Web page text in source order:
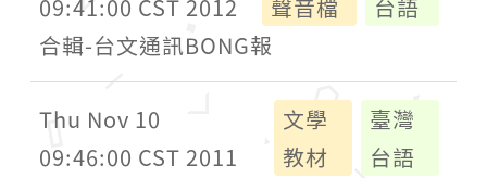
09:41:00 CST 2012
聲音檔
台語
合輯-台文通訊BONG報
Thu Nov 10
09:46:00 CST 2011
文學
教材
臺灣
台語